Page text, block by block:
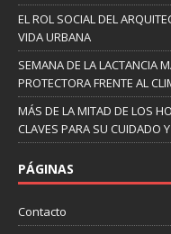
EL ROL SOCIAL DEL
VIDA URBANA
SEMANA DE LA LACTANCIA
PROTECTORA FRENTE AL
MÁS DE LA MITAD DE LOS
CLAVES PARA SU CUIDADO
PÁGINAS
Contacto